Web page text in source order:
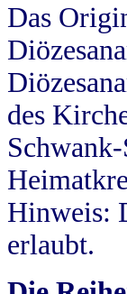
Das
des
Hinweis:
erlaubt.